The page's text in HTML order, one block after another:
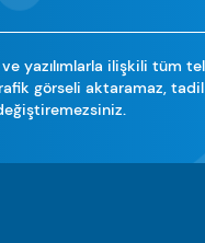
yazılımlarla ilişkili tüm
görseli aktaramaz,